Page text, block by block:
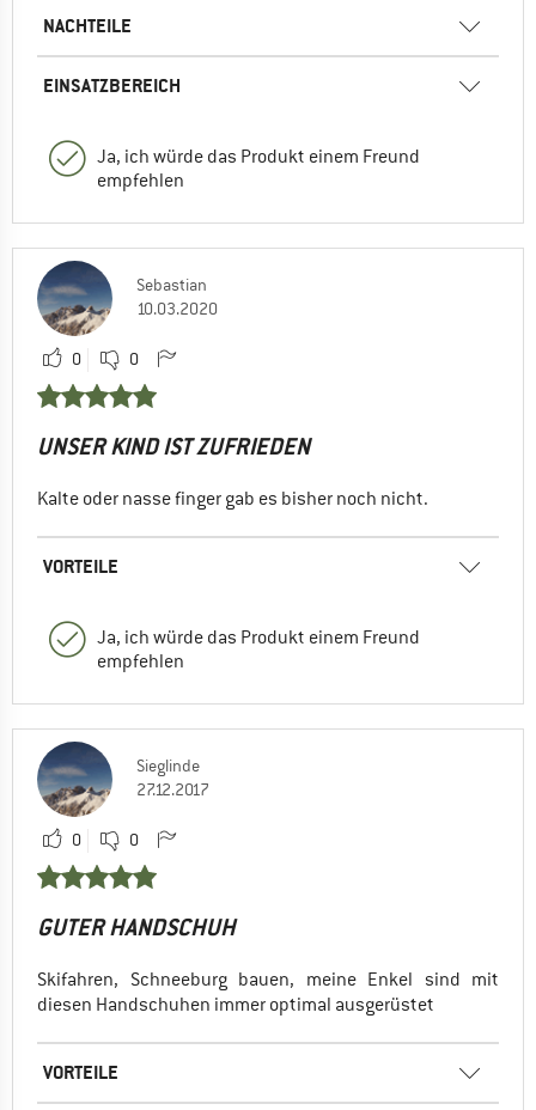
NACHTEILE
EINSATZBEREICH
Ja, ich würde das Produkt einem Freund
empfehlen
Sebastian
10.03.2020
0 0
UNSER KIND IST ZUFRIEDEN
Kalte oder nasse finger gab es bisher noch nicht.
VORTEILE
Ja, ich würde das Produkt einem Freund
empfehlen
Sieglinde
27.12.2017
0 0
GUTER HANDSCHUH
Skifahren, Schneeburg bauen, meine Enkel sind mit
diesen Handschuhen immer optimal ausgerüstet
VORTEILE